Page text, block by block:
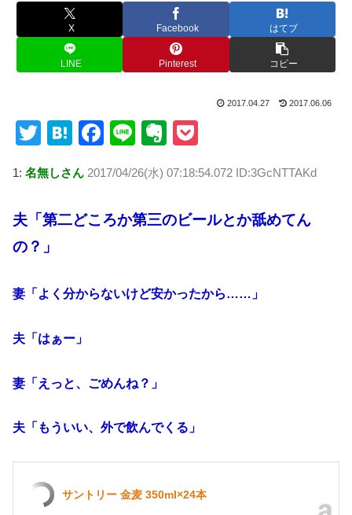
X Facebook はてブ
LINE Pinterest コピー
2017.04.27 2017.06.06
T
tt
er
H
e
n
a
F
c
e
b
o
k
Li
e
E
er
n
ot
ck
et
1: 名無しさん 2017/04/26(水) 07:18:54.072 ID:3GcNTTAKd
夫「第二どころか第三のビールとか舐めてん
の？」
妻「よく分からないけど安かったから……」
夫「はぁー」
妻「えっと、ごめんね？」
夫「もういい、外で飲んでくる」
サントリー 金麦 350ml×24本